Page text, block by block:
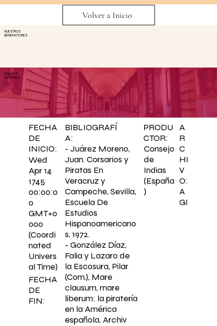
FECHA
DE
FIN:
FECHA
DE
INICIO:
Wed
Apr 14
1745
00:00:0
0
GMT+0
000
(Coordi
nated
Univers
al Time)
BIBLIOGRAFÍ
A:
- Juárez Moreno,
Juan. Corsarios y
Piratas En
Veracruz y
Campeche, Sevilla,
Escuela De
Estudios
Hispanoamericano
s, 1972.
- González Díaz,
Falia y Lazaro de
la Escosura, Pilar
(Com.), Mare
clausum, mare
liberum: la piratería
en la América
española, Archiv
PRODU
CTOR:
Consejo
de
Indias
(España
)
A
R
C
HI
V
O:
A
GI
Volver a Inicio
NUESTROS
BENEFACTORES
ENLACES
EXTERNOS